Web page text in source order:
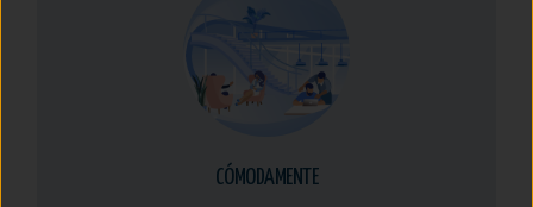
CÓMODAMENTE